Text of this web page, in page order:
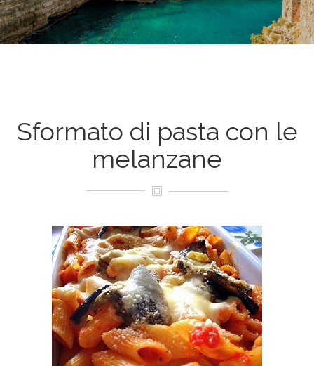
Sformato di pasta con le
melanzane